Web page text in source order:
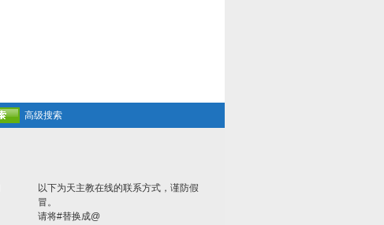
高级搜索
以下为天主教在线的联系方式，谨防假
冒。
请将#替换成@